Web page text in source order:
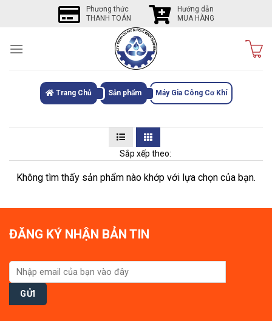
Phương thức
THANH TOÁN
Hướng dẫn
MUA HÀNG
Trang Chủ Sản phẩm Máy Gia Công Cơ Khí
Sắp xếp theo:
Không tìm thấy sản phẩm nào khớp với lựa chọn của bạn.
ĐĂNG KÝ NHẬN BẢN TIN